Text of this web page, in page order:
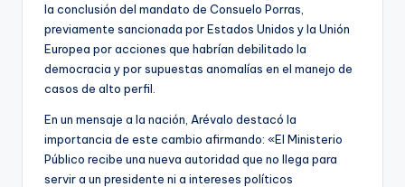
la conclusión del mandato de Consuelo Porras,
previamente sancionada por Estados Unidos y la Unión
Europea por acciones que habrían debilitado la
democracia y por supuestas anomalías en el manejo de
casos de alto perfil.
En un mensaje a la nación, Arévalo destacó la
importancia de este cambio afirmando: «El Ministerio
Público recibe una nueva autoridad que no llega para
servir a un presidente ni a intereses políticos